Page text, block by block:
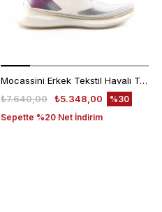
Mocassini Erkek Tekstil Havalı Taban Beyaz Spor & Sneaker Ayakkabı
₺5.348,00
₺7.640,00
Sepette %20 Net İndirim
%30